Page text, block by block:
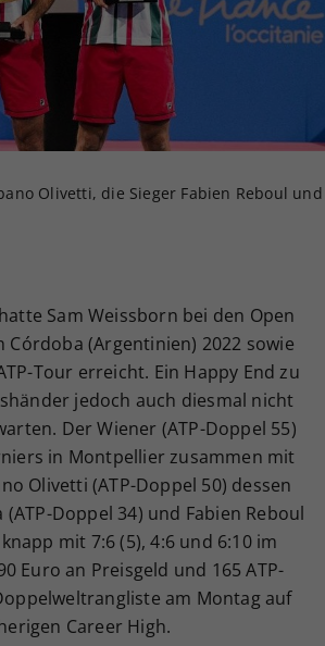
Olivetti, die Sieger Fabien Reboul und
Sam Weissborn bei den Open
(Argentinien) 2022 sowie
Tour erreicht. Ein Happy End zu
jedoch auch diesmal nicht
Der Wiener (ATP-Doppel 55)
in Montpellier zusammen mit
Olivetti (ATP-Doppel 50) dessen
Doppel 34) und Fabien Reboul
mit 7:6 (5), 4:6 und 6:10 im
Euro an Preisgeld und 165 ATP-
am Montag auf
Career High.
vorgenommen Einstellungen, falls der
Betreiber dies eingestellt hat.